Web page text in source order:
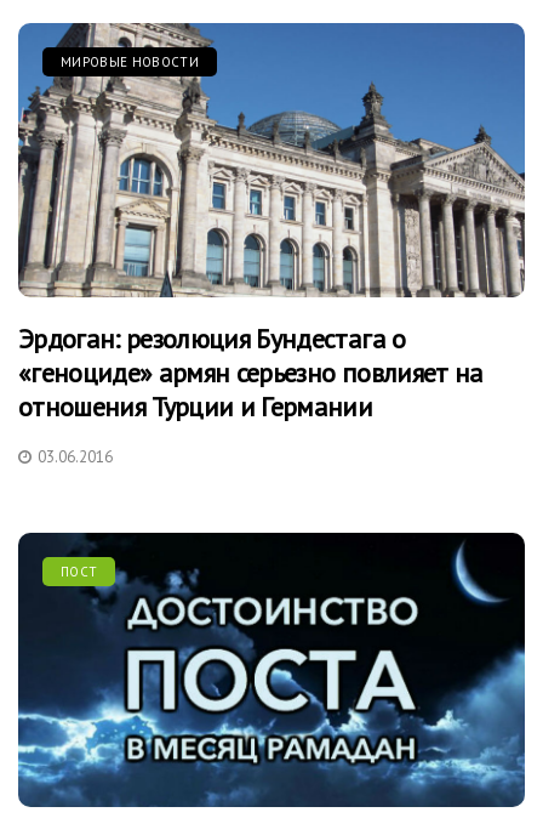
МИРОВЫЕ НОВОСТИ
Эрдоган: резолюция Бундестага о
«геноциде» армян серьезно повлияет на
отношения Турции и Германии
03.06.2016
ПОСТ